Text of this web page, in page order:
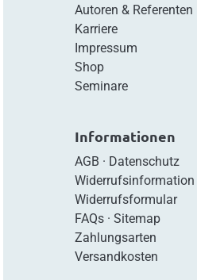
Autoren & Referenten
Karriere
Impressum
Shop
Seminare
Informationen
AGB · Datenschutz
Widerrufsinformation
Widerrufsformular
FAQs· Sitemap
Zahlungsarten
Versandkosten